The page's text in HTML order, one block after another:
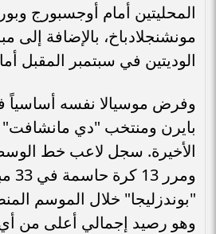
المحليتين أمام أوجسبورج
مونشنجلادباخ، بالإضافة إلى
الوديتين في سبتمبر المقبل
وفرض موسيالا نفسه أساسياً
بايرن ومنتخب "دي
وهو رصيد إجمالي أعلى من